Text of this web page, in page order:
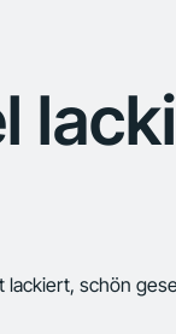
lackiert, schön